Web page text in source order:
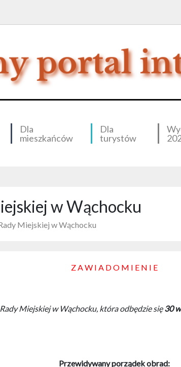
Dla
mieszkańców
Dla
turystów
w Wąchocku
Miejskiej w Wąchocku
Z A W I A D O M I E N I E
Miejskiej w Wąchocku, która odbędzie się30
Przewidywany porządek obrad: